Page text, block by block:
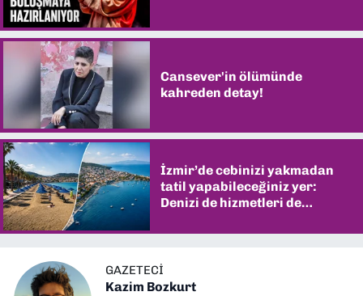
Cansever'in ölümünde
kahreden detay!
İzmir’de cebinizi yakmadan
tatil yapabileceğiniz yer:
Denizi de hizmetleri de
GAZETECI
Kazim Bozkurt